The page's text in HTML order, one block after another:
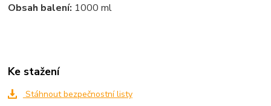
Obsah balení: 1000 ml
Ke stažení
Stáhnout bezpečnostní listy